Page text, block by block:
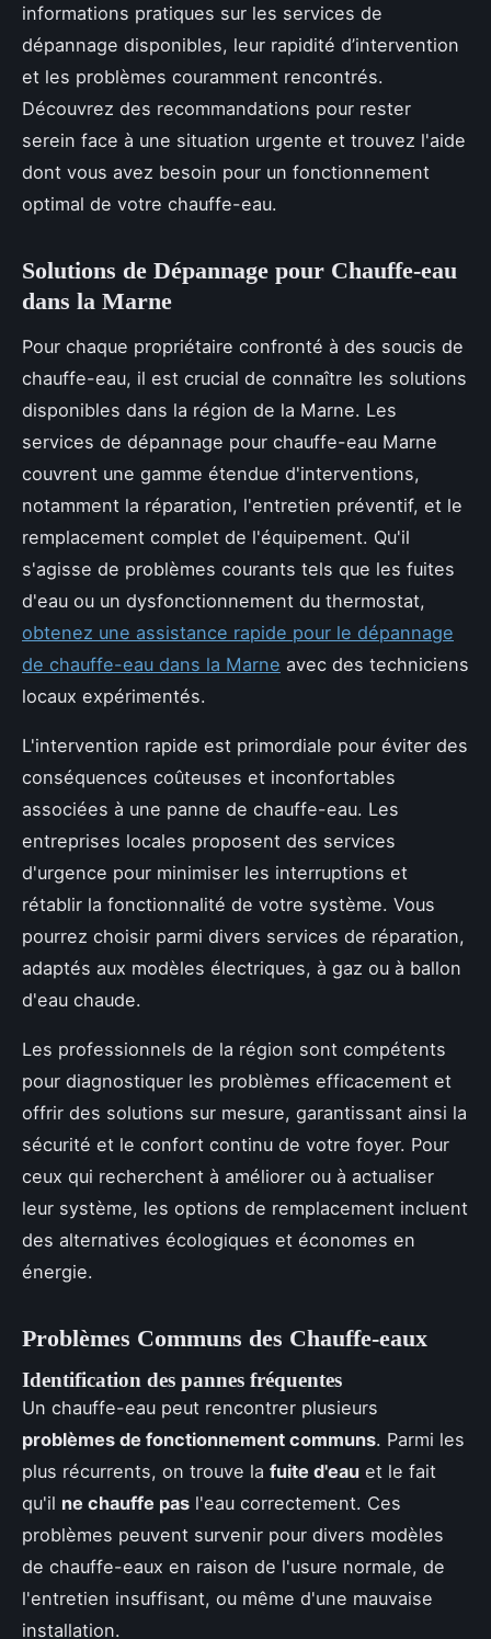
informations pratiques sur les services de
dépannage disponibles, leur rapidité d’intervention
et les problèmes couramment rencontrés.
Découvrez des recommandations pour rester
serein face à une situation urgente et trouvez l'aide
dont vous avez besoin pour un fonctionnement
optimal de votre chauffe-eau.
Solutions de Dépannage pour Chauffe-eau
dans la Marne
Pour chaque propriétaire confronté à des soucis de
chauffe-eau, il est crucial de connaître les solutions
disponibles dans la région de la Marne. Les
services de dépannage pour chauffe-eau Marne
couvrent une gamme étendue d'interventions,
notamment la réparation, l'entretien préventif, et le
remplacement complet de l'équipement. Qu'il
s'agisse de problèmes courants tels que les fuites
d'eau ou un dysfonctionnement du thermostat,
obtenez une assistance rapide pour le dépannage
de chauffe-eau dans la Marne avec des techniciens
locaux expérimentés.
L'intervention rapide est primordiale pour éviter des
conséquences coûteuses et inconfortables
associées à une panne de chauffe-eau. Les
entreprises locales proposent des services
d'urgence pour minimiser les interruptions et
rétablir la fonctionnalité de votre système. Vous
pourrez choisir parmi divers services de réparation,
adaptés aux modèles électriques, à gaz ou à ballon
d'eau chaude.
Les professionnels de la région sont compétents
pour diagnostiquer les problèmes efficacement et
offrir des solutions sur mesure, garantissant ainsi la
sécurité et le confort continu de votre foyer. Pour
ceux qui recherchent à améliorer ou à actualiser
leur système, les options de remplacement incluent
des alternatives écologiques et économes en
énergie.
Problèmes Communs des Chauffe-eaux
Identification des pannes fréquentes
Un chauffe-eau peut rencontrer plusieurs
problèmes de fonctionnement communs. Parmi les
plus récurrents, on trouve la fuite d'eau et le fait
qu'il ne chauffe pas l'eau correctement. Ces
problèmes peuvent survenir pour divers modèles
de chauffe-eaux en raison de l'usure normale, de
l'entretien insuffisant, ou même d'une mauvaise
installation.